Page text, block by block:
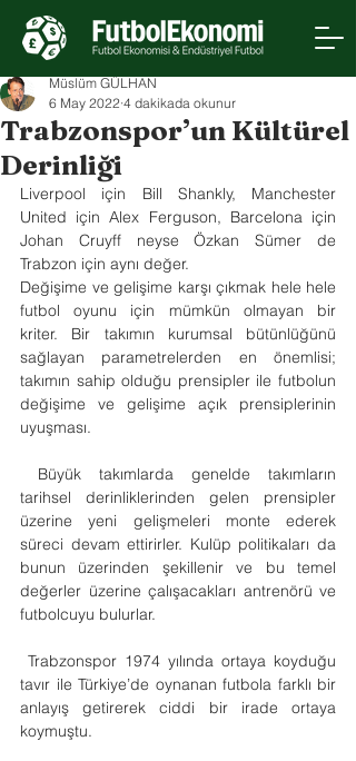
Trabzonspor’un Kültürel
Derinliği
Müslüm GÜLHAN
6 May 2022 4 dakikada okunur
Liverpool için Bill Shankly, Manchester
United için Alex Ferguson, Barcelona için
Johan Cruyff neyse Özkan Sümer de
Trabzon için aynı değer.
Değişime ve gelişime karşı çıkmak hele hele
futbol oyunu için mümkün olmayan bir
kriter. Bir takımın kurumsal bütünlüğünü
sağlayan parametrelerden en önemlisi;
takımın sahip olduğu prensipler ile futbolun
değişime ve gelişime açık prensiplerinin
uyuşması.
Büyük takımlarda genelde takımların
tarihsel derinliklerinden gelen prensipler
üzerine yeni gelişmeleri monte ederek
süreci devam ettirirler. Kulüp politikaları da
bunun üzerinden şekillenir ve bu temel
değerler üzerine çalışacakları antrenörü ve
futbolcuyu bulurlar.
Trabzonspor 1974 yılında ortaya koyduğu
tavır ile Türkiye’de oynanan futbola farklı bir
anlayış getirerek ciddi bir irade ortaya
koymuştu.